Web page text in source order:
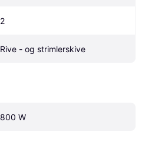
2
Rive - og strimlerskive
800 W